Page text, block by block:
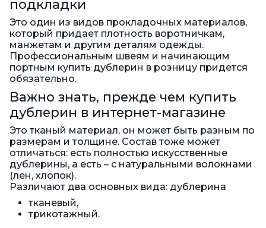
подкладки
Это один из видов прокладочных материалов,
который придает плотность воротничкам,
манжетам и другим деталям одежды.
Профессиональным швеям и начинающим
портным купить дублерин в розницу придется
обязательно.
Важно знать, прежде чем купить
дублерин в интернет-магазине
Это тканый материал, он может быть разным по
размерам и толщине. Состав тоже может
отличаться: есть полностью искусственные
дублерины, а есть – с натуральными волокнами
(лен, хлопок).
Различают два основных вида: дублерина
тканевый,
трикотажный.